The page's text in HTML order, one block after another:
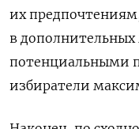
их
в
потенциальными
избиратели